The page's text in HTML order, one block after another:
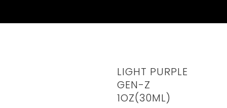
LIGHT PURPLE
GEN-Z
1OZ(30ML)